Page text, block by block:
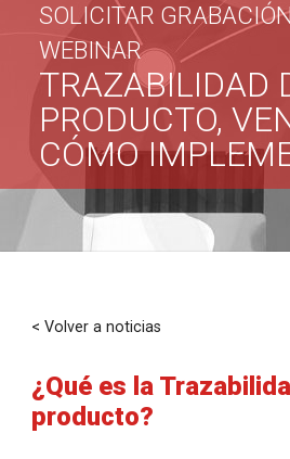
SOLICITAR
WEBINAR
TRAZABILIDAD
PRODUCTO,
CÓMO
< Volver a noticias
¿Qué es la
producto?